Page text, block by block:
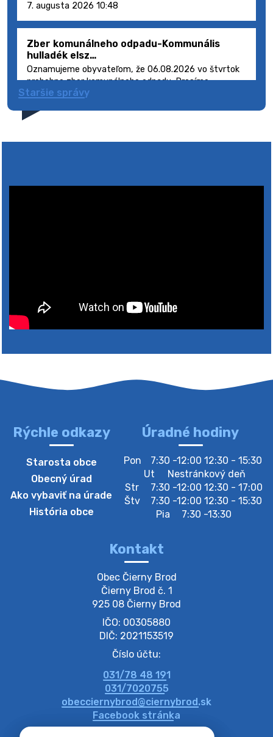
7. augusta 2026 10:48
Zber komunálneho odpadu-Kommunális
hulladék elsz…
Oznamujeme obyvateľom, že 06.08.2026 vo štvrtok
prebehne zber komunálneho odpadu. Prosíme
obyvateľov, aby smetné nádoby s odpadom vyložili
5. augusta 2026 08:41
4. augusta 2026 10:05
Zberný dvor-Gyűjtőudvar
Oznamujeme obyvateľom, že v stredu 05. augusta
bude zberný dvor zatvorený. Értesítjük a lakosokat,
hogy szerdán augusztus 05-én a gyűjtőudvar zárva
lesz https://ciernybrod.sk?p=214…
Zber separovaného odpadu plastu-
Szeparált műanya…
Oznamujeme obyvateľom, že v stredu 05. augusta
prebehne zber separovaného odpadu plastu. Prosíme
obyvateľov, aby vrecia s odpadom vyložili pred dom už
večer vopred, nakoľko firma F…
4. augusta 2026 09:51
Oznámenie o plánovanom prerušení dodávky
elektri…
Oznamujeme Vám, že v určitých dňoch bude v
niektorých častiach našej obce plánované prerušenie
Staršie správy
Rýchle odkazy
Starosta obce
Obecný úrad
Ako vybaviť na úrade
História obce
Úradné hodiny
Pon
7:30 -12:00 12:30 - 15:30
Ut
Nestránkový deň
Str
7:30 -12:00 12:30 - 17:00
Štv
7:30 -12:00 12:30 - 15:30
Pia
7:30 -13:30
Kontakt
Obec Čierny Brod
Čierny Brod č. 1
925 08 Čierny Brod
IČO: 00305880
DIČ: 2021153519
Číslo účtu:
031/78 48 191
031/7020755
obecciernybrod@ciernybrod.sk
Facebook stránka